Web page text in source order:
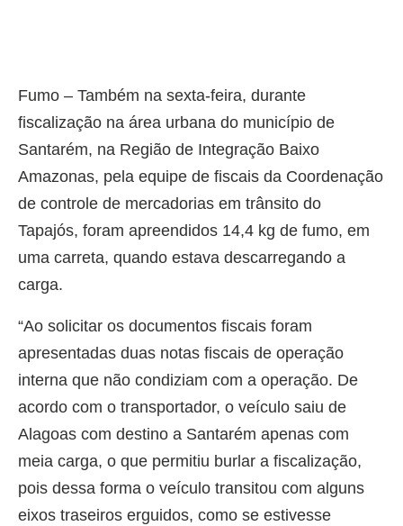
Fumo – Também na sexta-feira, durante
fiscalização na área urbana do município de
Santarém, na Região de Integração Baixo
Amazonas, pela equipe de fiscais da Coordenação
de controle de mercadorias em trânsito do
Tapajós, foram apreendidos 14,4 kg de fumo, em
uma carreta, quando estava descarregando a
carga.
“Ao solicitar os documentos fiscais foram
apresentadas duas notas fiscais de operação
interna que não condiziam com a operação. De
acordo com o transportador, o veículo saiu de
Alagoas com destino a Santarém apenas com
meia carga, o que permitiu burlar a fiscalização,
pois dessa forma o veículo transitou com alguns
eixos traseiros erguidos, como se estivesse